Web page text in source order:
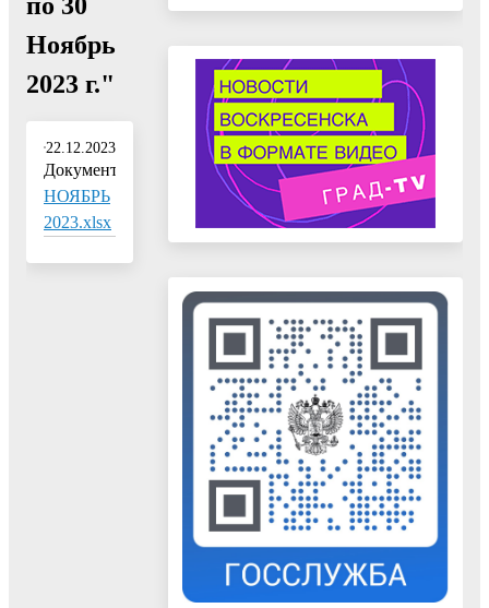
Ноябрь
2023 г."
22.12.2023
Документ:
НОЯБРЬ
2023.xlsx